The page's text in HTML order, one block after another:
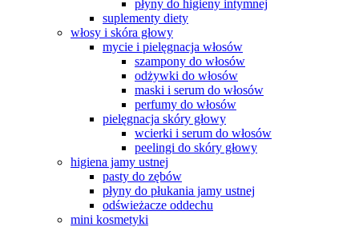
płyny do higieny intymnej
suplementy diety
włosy i skóra głowy
mycie i pielęgnacja włosów
szampony do włosów
odżywki do włosów
maski i serum do włosów
perfumy do włosów
pielęgnacja skóry głowy
wcierki i serum do włosów
peelingi do skóry głowy
higiena jamy ustnej
pasty do zębów
płyny do płukania jamy ustnej
odświeżacze oddechu
mini kosmetyki